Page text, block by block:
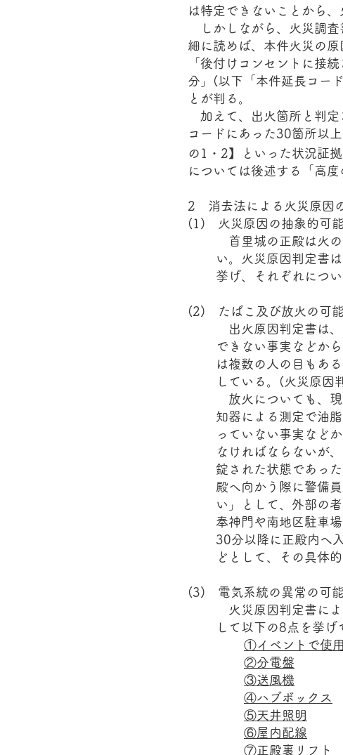
は特定できないことから
しかしながら、火災調査
細に読めば、本件火災の
「後付けコンセントに接
分」(以下「本件延長コー
とが判る。
加えて、出火箇所と判定
コードにあった30箇所以
の1・2】といった状況証
については後述する「高
2 消去法による火災原因
(1) 火災原因の抽象的可
首里城の正殿は火の
い。火災原因判定書
挙げ、それぞれにつ
(2) たばこ及び放火の可
出火原因判定書は、
できない事実などか
は複数の人の目もあ
している。(火災原因
放火についても、現
知器による測定で油
っていない事実など
なければならないが
錠された状態であっ
殿へ向かう際に警備
い」として、外部の
奉神門や南地区駐車
30分以降に正殿内へ
どとして、その具体
(3) 電気系統の異常の可
火災原因判定書によ
して以下の8点を挙げ
①イベントで使
②分電盤
③送風機
④ハブボックス
⑤天井照明
⑥屋内配線
⑦正殿裏リフト